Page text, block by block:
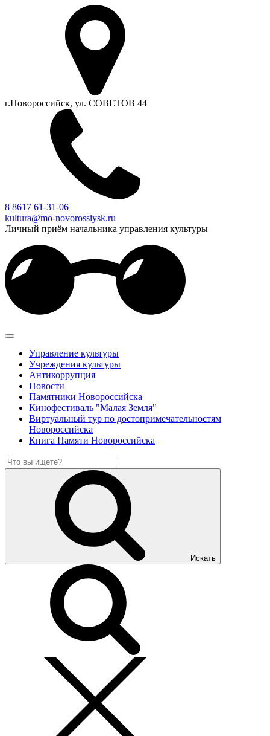
г.Новороссийск, ул. СОВЕТОВ 44
8 8617 61-31-06
kultura@mo-novorossiysk.ru
Личный приём начальника управления культуры
Управление культуры
Учреждения культуры
Антикоррупция
Новости
Памятники Новороссийска
Кинофестиваль "Малая Земля"
Виртуальный тур по достопримечательностям
Новороссийска
Книга Памяти Новороссийска
Искать